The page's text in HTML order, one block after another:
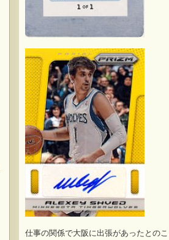
仕事の関係で大阪に出張があったとの